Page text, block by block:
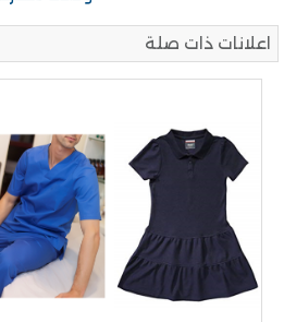
اعلانات ذات صلة